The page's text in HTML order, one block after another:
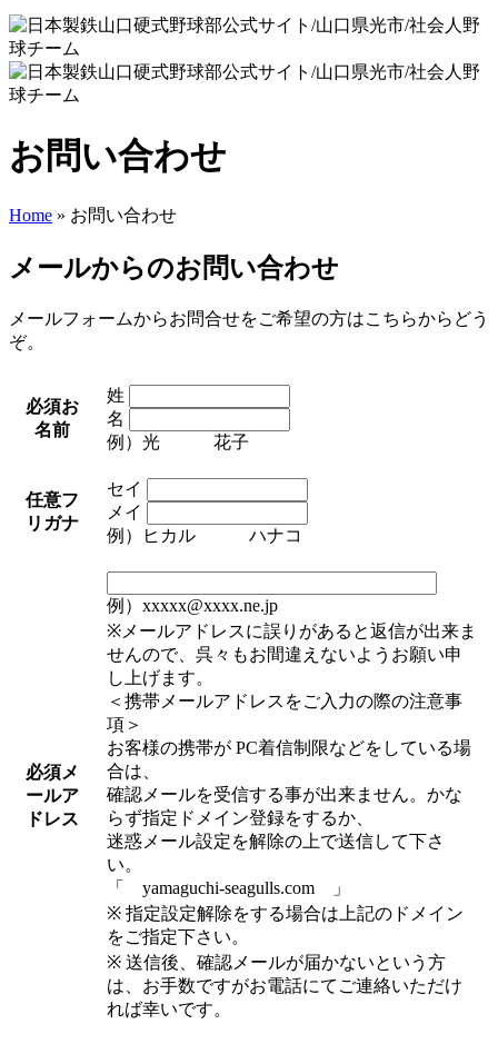
お問い合わせ
Home » お問い合わせ
メールからのお問い合わせ
メールフォームからお問合せをご希望の方はこちらからどう
ぞ。
必須お
名前
姓
名
例）光 花子
任意フ
リガナ
セイ
メイ
例）ヒカル ハナコ
必須メ
ールア
ドレス
例）xxxxx@xxxx.ne.jp
※メールアドレスに誤りがあると返信が出来ま
せんので、呉々もお間違えないようお願い申
し上げます。
＜携帯メールアドレスをご入力の際の注意事
項＞
お客様の携帯が PC着信制限などをしている場
合は、
確認メールを受信する事が出来ません。かな
らず指定ドメイン登録をするか、
迷惑メール設定を解除の上で送信して下さ
い。
「 yamaguchi-seagulls.com 」
※ 指定設定解除をする場合は上記のドメイン
をご指定下さい。
※ 送信後、確認メールが届かないという方
は、お手数ですがお電話にてご連絡いただけ
れば幸いです。